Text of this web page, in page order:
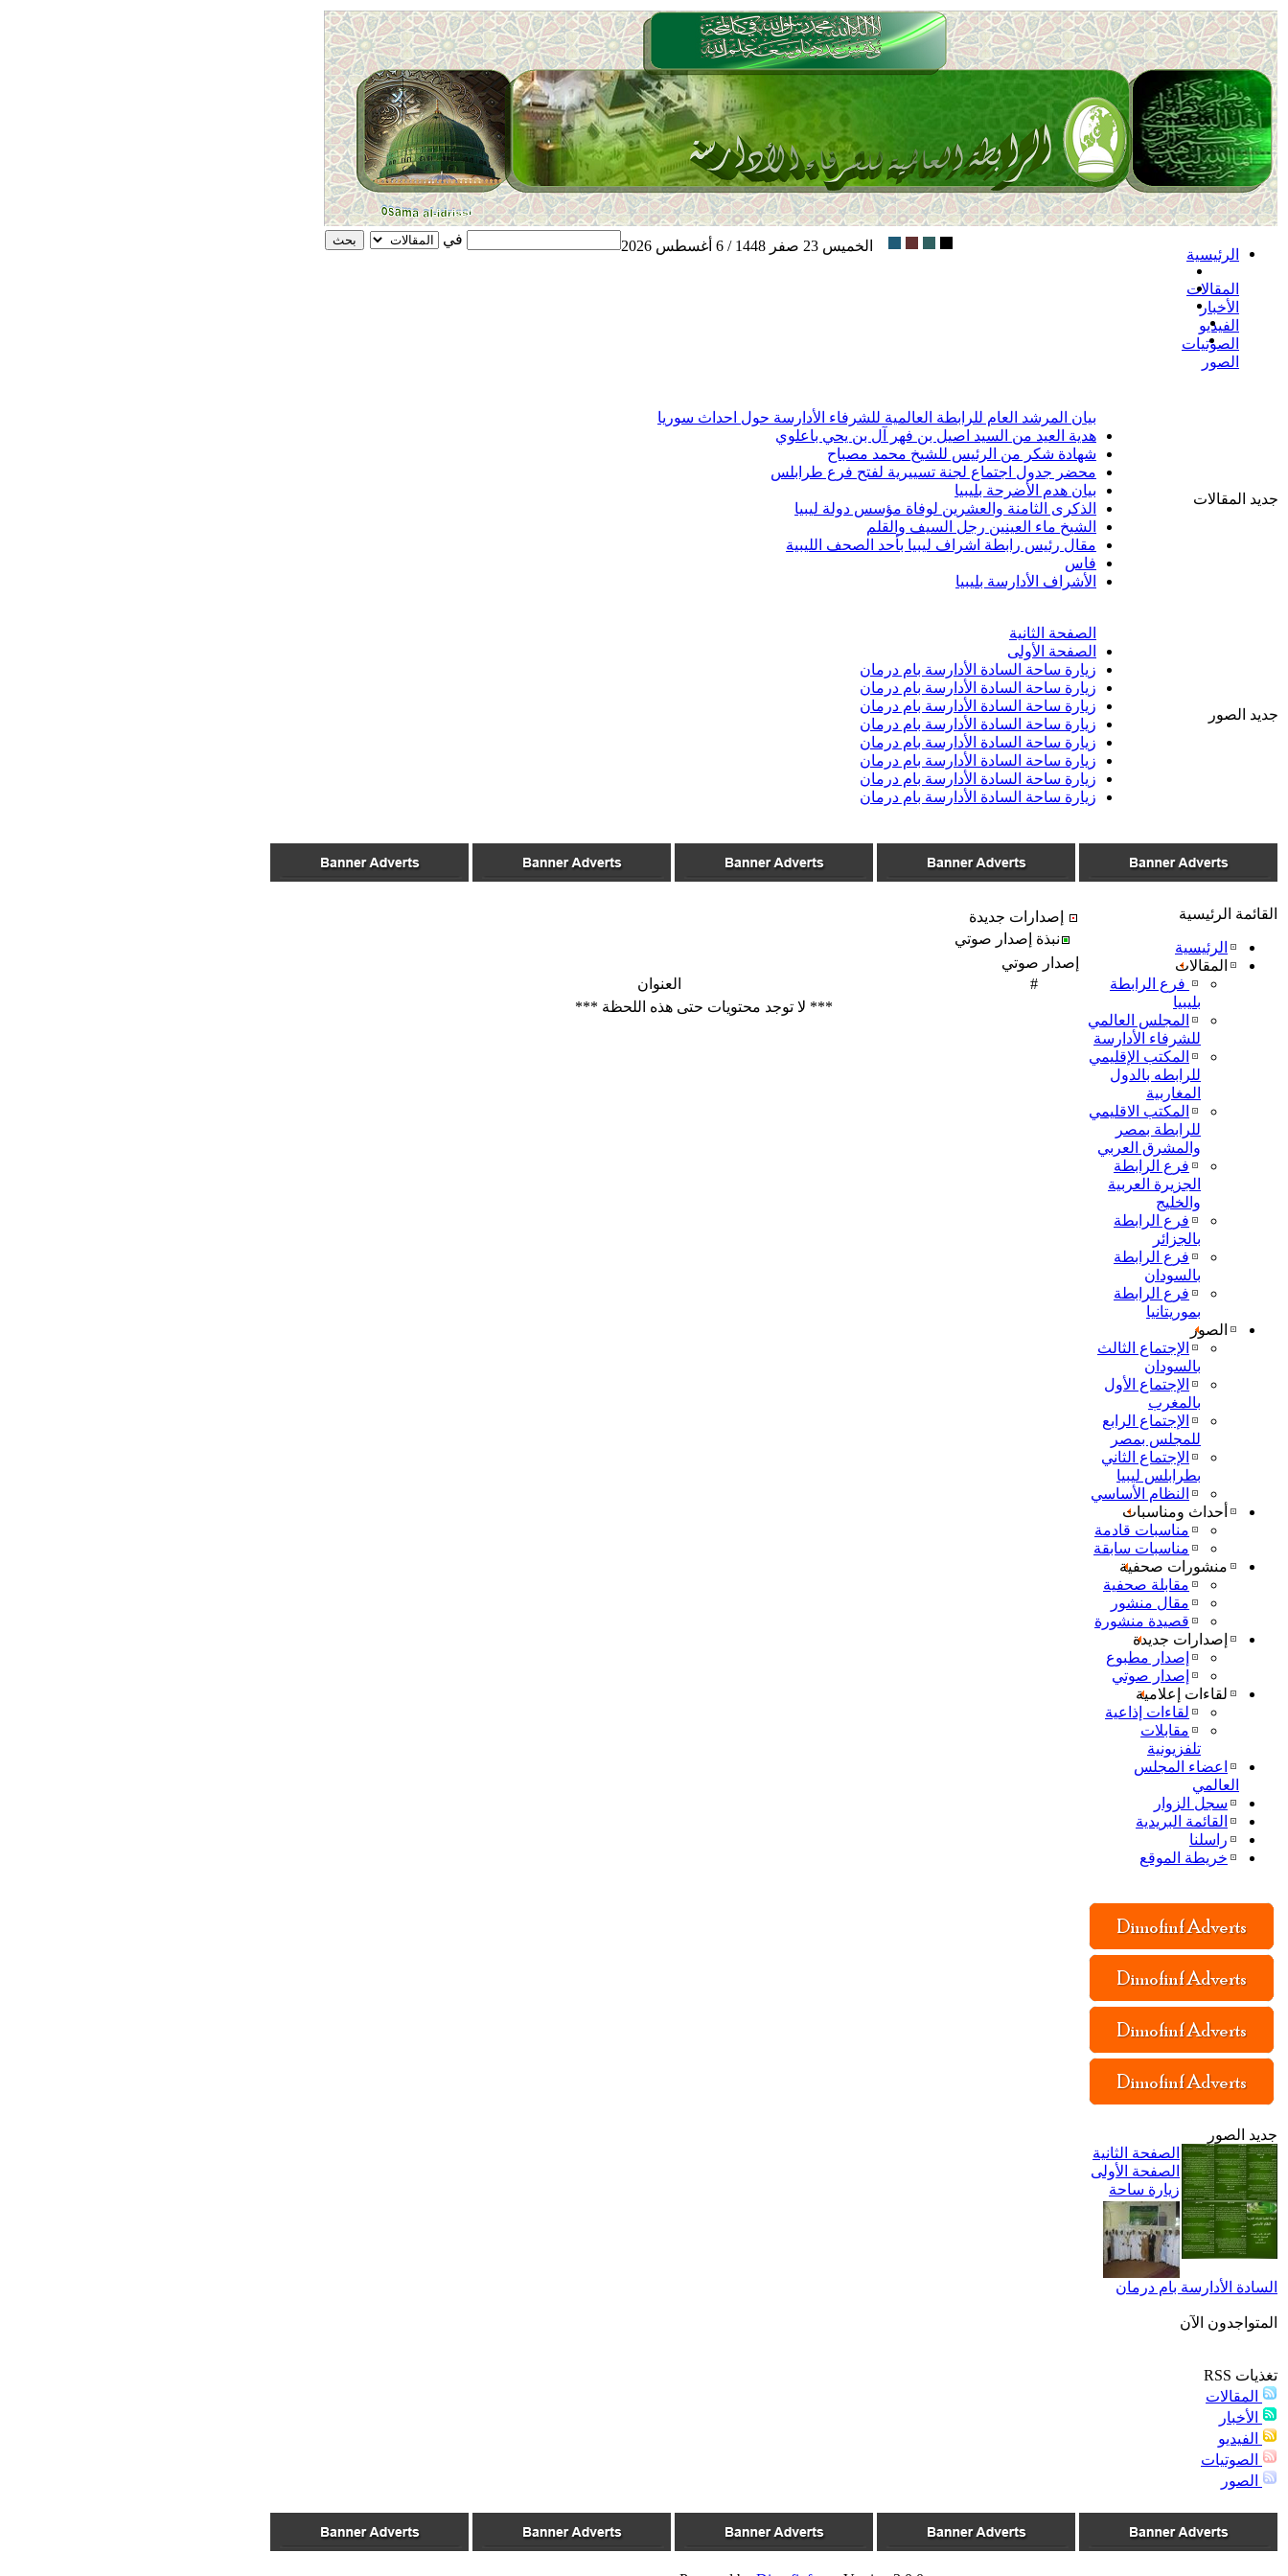
الرئيسية
المقالات
الأخبار
الفيديو
الصوتيات
الصور
في الخميس 23 صفر 1448 / 6 أغسطس 2026
جديد المقالات
بيان المرشد العام للرابطة العالمية للشرفاء الأدارسة حول احداث سوريا
هدية العيد من السيد اصيل بن فهر آل بن يحي باعلوي
شهادة شكر من الرئيس للشيخ محمد مصباح
محضر جدول اجتماع لجنة تسييرية لفتح فرع طرابلس
بيان هدم الأضرحة بليبيا
الذكرى الثامنة والعشرين لوفاة مؤسس دولة ليبيا
الشيخ ماء العينين رجل السيف والقلم
مقال رئيس رابطة اشراف ليبيا بأحد الصحف الليبية
فاس
الأشراف الأدارسة بليبيا
جديد الصور
الصفحة الثانية
الصفحة الأولى
زيارة ساحة السادة الأدارسة بام درمان
زيارة ساحة السادة الأدارسة بام درمان
زيارة ساحة السادة الأدارسة بام درمان
زيارة ساحة السادة الأدارسة بام درمان
زيارة ساحة السادة الأدارسة بام درمان
زيارة ساحة السادة الأدارسة بام درمان
زيارة ساحة السادة الأدارسة بام درمان
زيارة ساحة السادة الأدارسة بام درمان
القائمة الرئيسية
الرئيسية
المقالات
فرع الرابطة
بليبيا
المجلس العالمي
للشرفاء الأدارسة
المكتب الإقليمي
للرابطه بالدول
المغاربية
المكتب الاقليمي
للرابطة بمصر
والمشرق العربي
فرع الرابطة
الجزيرة العربية
والخليج
فرع الرابطة
بالجزائر
فرع الرابطة
بالسودان
فرع الرابطة
بموريتانيا
الصور
الإجتماع الثالث
بالسودان
الإجتماع الأول
بالمغرب
الإجتماع الرابع
للمجلس بمصر
الإجتماع الثاني
بطرابلس ليبيا
النظام الأساسي
أحداث ومناسبات
مناسبات قادمة
مناسبات سابقة
منشورات صحفية
مقابلة صحفية
مقال منشور
قصيدة منشورة
إصدارات جديدة
إصدار مطبوع
إصدار صوتي
لقاءات إعلامية
لقاءات إذاعية
مقابلات
تلفزيونية
اعضاء المجلس
العالمي
سجل الزوار
القائمة البريدية
راسلنا
خريطة الموقع
جديد الصور
الصفحة الثانية
الصفحة الأولى
زيارة ساحة
السادة الأدارسة بام درمان
المتواجدون الآن
تغذيات RSS
المقالات
الأخبار
الفيديو
الصوتيات
الصور
إصدارات جديدة
نبذة إصدار صوتي
إصدار صوتي
#
العنوان
*** لا توجد محتويات حتى هذه اللحظة ***